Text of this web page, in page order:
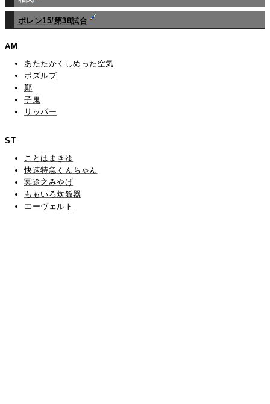
ポレン15/第38試合
AM
あたたかくしめった空気
ポズルブ
鄭
子鬼
リッパー
ST
ことはまきゆ
快速特急くんちゃん
冥途之みやげ
ももいろ炊飯器
エーヴェルト